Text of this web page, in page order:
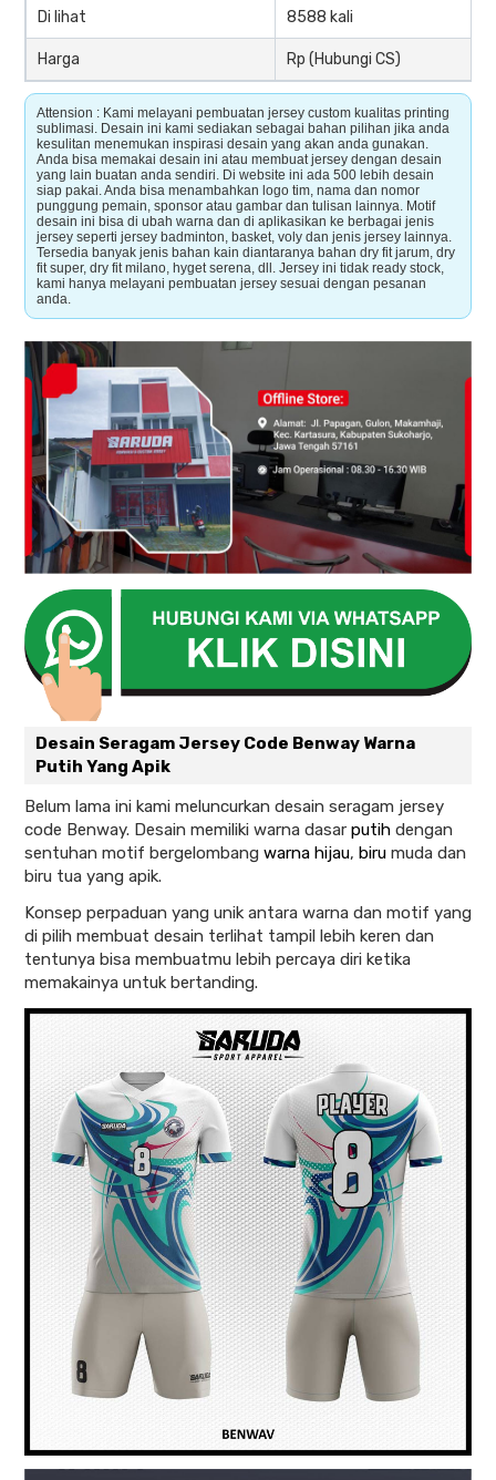
Di lihat 8588 kali
Harga Rp (Hubungi CS)
Attension : Kami melayani pembuatan jersey custom kualitas printing
sublimasi. Desain ini kami sediakan sebagai bahan pilihan jika anda
kesulitan menemukan inspirasi desain yang akan anda gunakan.
Anda bisa memakai desain ini atau membuat jersey dengan desain
yang lain buatan anda sendiri. Di website ini ada 500 lebih desain
siap pakai. Anda bisa menambahkan logo tim, nama dan nomor
punggung pemain, sponsor atau gambar dan tulisan lainnya. Motif
desain ini bisa di ubah warna dan di aplikasikan ke berbagai jenis
jersey seperti jersey badminton, basket, voly dan jenis jersey lainnya.
Tersedia banyak jenis bahan kain diantaranya bahan dry fit jarum, dry
fit super, dry fit milano, hyget serena, dll. Jersey ini tidak ready stock,
kami hanya melayani pembuatan jersey sesuai dengan pesanan
anda.
Desain Seragam Jersey Code Benway Warna
Putih Yang Apik
Belum lama ini kami meluncurkan desain seragam jersey
code Benway. Desain memiliki warna dasar putih dengan
sentuhan motif bergelombang warna hijau, biru muda dan
biru tua yang apik.
Konsep perpaduan yang unik antara warna dan motif yang
di pilih membuat desain terlihat tampil lebih keren dan
tentunya bisa membuatmu lebih percaya diri ketika
memakainya untuk bertanding.